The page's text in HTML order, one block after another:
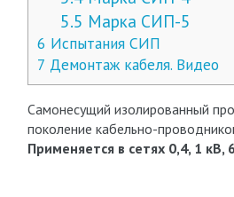
5.5 Марка СИП-5
6 Испытания СИП
7 Демонтаж кабеля. Видео
Самонесущий изолированный
поколение кабельно-
Применяется в сетях 0,4, 1 кВ,